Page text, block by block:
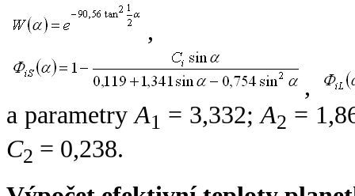
,
,
a parametryA1 = 3,332;A2 =
C2 = 0,238.